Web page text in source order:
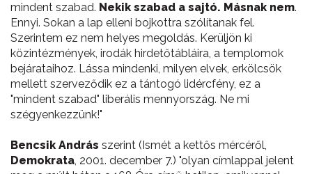
mindent szabad. Nekik szabad a sajtó. Másnak nem.
Ennyi. Sokan a lap elleni bojkottra szólítanak fel.
Szerintem ez nem helyes megoldás. Kerüljön ki
közintézmények, irodák hirdetőtábláira, a templomok
bejárataihoz. Lássa mindenki, milyen elvek, erkölcsök
mellett szerveződik ez a tántogó lidércfény, ez a
"mindent szabad" liberális mennyország. Ne mi
szégyenkezzünk!"
Bencsik András szerint (Ismét a kettős mércéről,
Demokrata, 2001. december 7.) "olyan címlappal jelent